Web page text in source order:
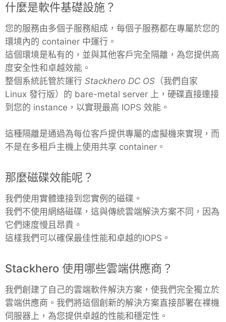
什麼是軟件基礎設施？
您的服務由多個子服務組成，每個子服務都在專屬於您的
環境內的 container 中運行。
這個環境是私有的，並與其他客戶完全隔離，為您提供高
度安全性和卓越效能。
整個系統託管於運行 Stackhero DC OS （我們自家
Linux 發行版）的 bare-metal server 上，硬碟直接連接
到您的 instance，以實現最高 IOPS 效能。
這種隔離是通過為每位客戶提供專屬的虛擬機來實現，而
不是在多租戶主機上使用共享 container。
那麼磁碟效能呢？
我們使用實體連接到您實例的磁碟。
我們不使用網絡磁碟，這與傳統雲端解決方案不同，因為
它們速度慢且昂貴。
這樣我們可以確保最佳性能和卓越的IOPS。
Stackhero 使用哪些雲端供應商？
我們創建了自己的雲端軟件解決方案，使我們完全獨立於
雲端供應商。我們將這個創新的解決方案直接部署在裸機
伺服器上，為您提供卓越的性能和穩定性。